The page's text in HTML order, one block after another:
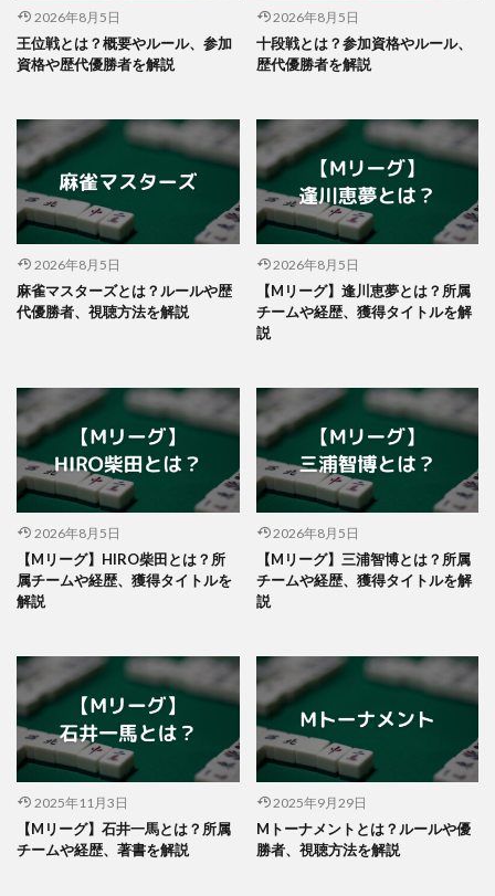
2026年8月5日
王位戦とは？概要やルール、参加
資格や歴代優勝者を解説
2026年8月5日
十段戦とは？参加資格やルール、
歴代優勝者を解説
2026年8月5日
麻雀マスターズとは？ルールや歴
代優勝者、視聴方法を解説
2026年8月5日
【Mリーグ】逢川恵夢とは？所属
チームや経歴、獲得タイトルを解
説
2026年8月5日
【Mリーグ】HIRO柴田とは？所
属チームや経歴、獲得タイトルを
解説
2026年8月5日
【Mリーグ】三浦智博とは？所属
チームや経歴、獲得タイトルを解
説
2025年11月3日
【Mリーグ】石井一馬とは？所属
チームや経歴、著書を解説
2025年9月29日
Mトーナメントとは？ルールや優
勝者、視聴方法を解説